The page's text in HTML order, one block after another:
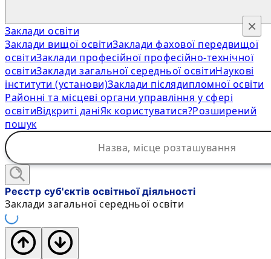
Заклади освіти
Заклади вищої освітиЗаклади фахової передвищої
освітиЗаклади професійної професійно-технічної
освітиЗаклади загальної середньої освітиНаукові
інститути (установи)Заклади післядипломної освіти
Районні та місцеві органи управління у сфері
освітиВідкриті даніЯк користуватися?Розширений
пошук
×
Реєстр суб'єктів освітньої діяльності
Заклади загальної середньої освіти